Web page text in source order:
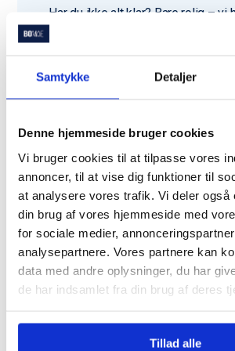
Samtykke Detaljer
Denne hjemmeside bruger cookies
Vi bruger cookies til at tilpasse vores
annoncer, til at vise dig funktioner til
at analysere vores trafik. Vi deler også
din brug af vores hjemmeside med
for sociale medier,
analysepartnere. Vores partnere kan
data med andre oplysninger, du har
de har indsamlet fra din brug af deres
Tillad alle
Har du ikke alt klar? Bare rolig – vi
Du er langt fra den
der bruger Bomae
Trustpilot